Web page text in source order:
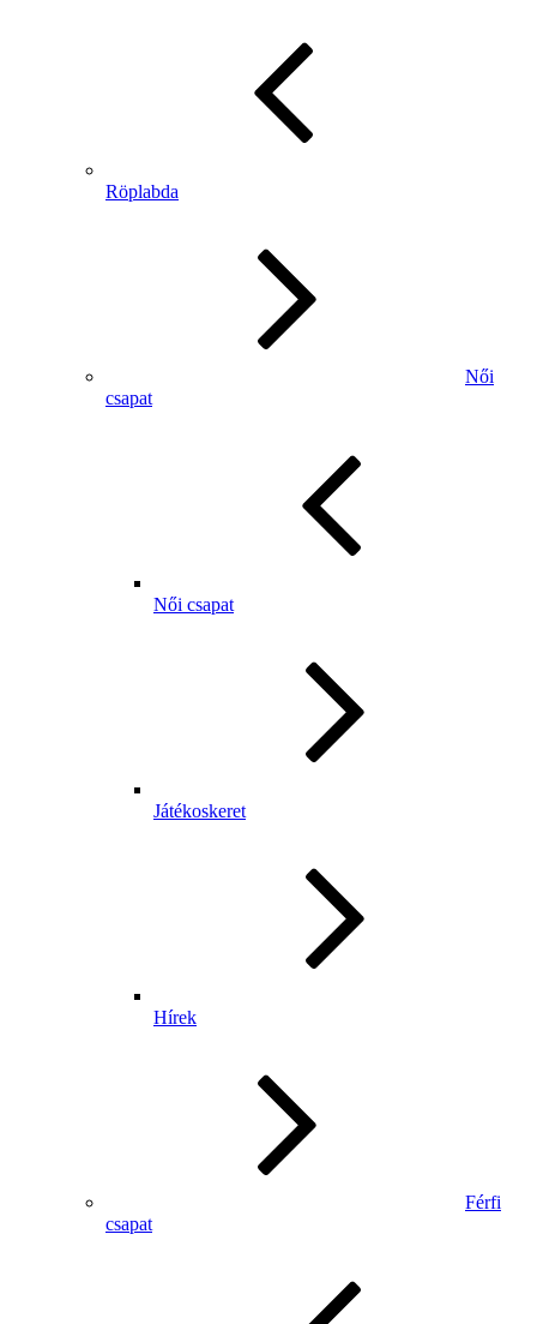
Röplabda
Női
csapat
Női csapat
Játékoskeret
Hírek
Férfi
csapat